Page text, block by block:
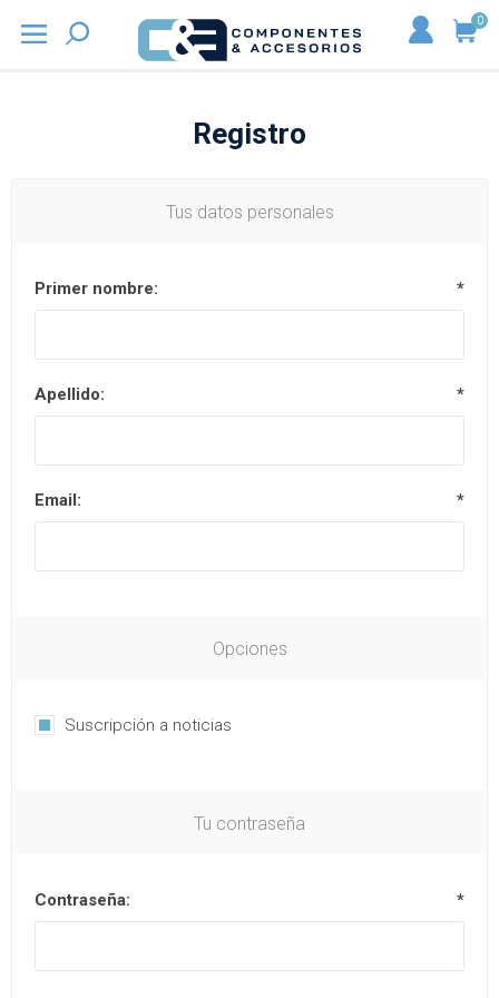
0
Registro
Tus datos personales
Primer nombre: *
Apellido: *
Email: *
Opciones
Suscripción a noticias
Tu contraseña
Contraseña: *